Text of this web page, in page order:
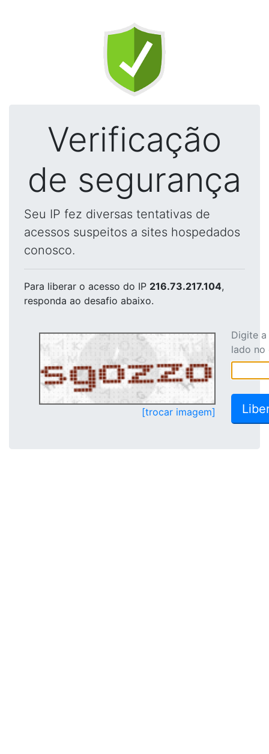
Verificação
de segurança
Seu IP fez diversas tentativas de
acessos suspeitos a sites hospedados
conosco.
Para liberar o acesso do IP 216.73.217.104,
responda ao desafio abaixo.
[trocar imagem]
Digite
lado no